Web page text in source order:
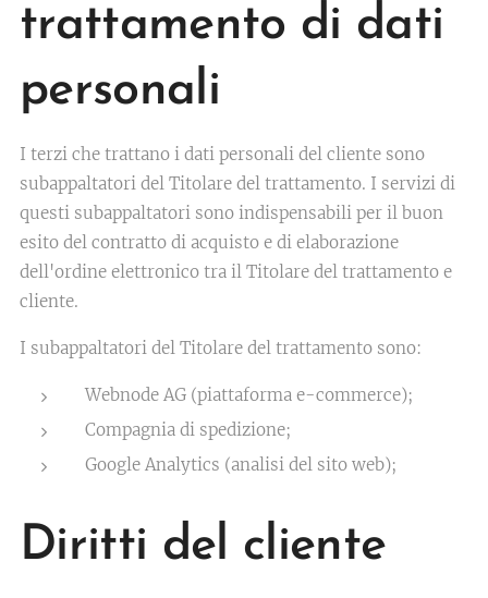
trattamento di dati
personali
I terzi che trattano i dati personali del cliente sono
subappaltatori del Titolare del trattamento. I servizi di
questi subappaltatori sono indispensabili per il buon
esito del contratto di acquisto e di elaborazione
dell'ordine elettronico tra il Titolare del trattamento e
cliente.
I subappaltatori del Titolare del trattamento sono:
Webnode AG (piattaforma e-commerce);
Compagnia di spedizione;
Google Analytics (analisi del sito web);
Diritti del cliente